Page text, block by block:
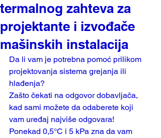
termalnog zahteva za
projektante i izvođače
mašinskih instalacija
Da li vam je potrebna pomoć prilikom
projektovanja sistema grejanja ili
hlađenja?
Zašto čekati na odgovor dobavljača,
kad sami možete da odaberete koji
vam uređaj najviše odgovara!
Ponekad 0,5°C i 5 kPa zna da vam